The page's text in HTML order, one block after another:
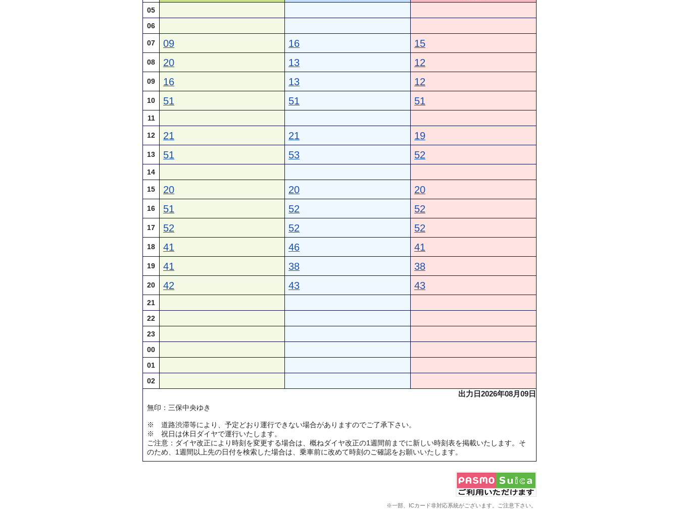
05
06
07 09 16 15
08 20 13 12
09 16 13 12
10 51 51 51
11
12 21 21 19
13 51 53 52
14
15 20 20 20
16 51 52 52
17 52 52 52
18 41 46 41
19 41 38 38
20 42 43 43
21
22
23
00
01
02
出力日2026年08月09日
無印：三保中央ゆき
※ 道路渋滞等により、予定どおり運行できない場合がありますのでご了承下さい。
※ 祝日は休日ダイヤで運行いたします。
ご注意：ダイヤ改正により時刻を変更する場合は、概ねダイヤ改正の1週間前までに新しい時刻表を掲載いたします。そ
のため、1週間以上先の日付を検索した場合は、乗車前に改めて時刻のご確認をお願いいたします。
※一部、ICカード非対応系統がございます。ご注意下さい。